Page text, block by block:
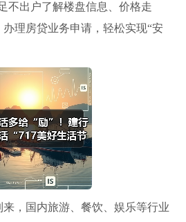
不出户了解楼盘信息、价格走
理房贷业务申请，轻松实现“安
，国内旅游、餐饮、娱乐等行业